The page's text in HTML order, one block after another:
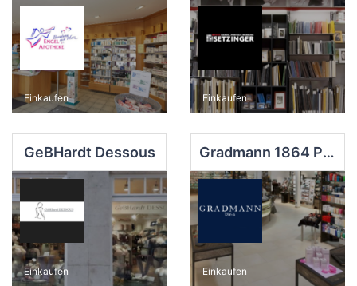
Einkaufen Einkaufen
GeBHardt Dessous
Einkaufen
Gradmann 1864 Parfümerie GmbH
Einkaufen